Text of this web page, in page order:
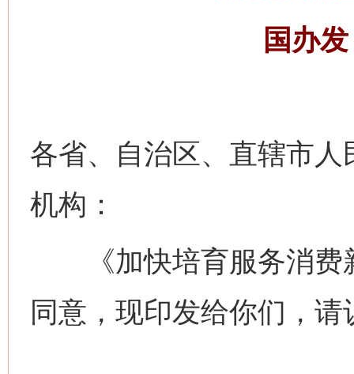
国办
各省、自治区、直辖市
机构：
《加快培育服务消费
同意，现印发给你们，